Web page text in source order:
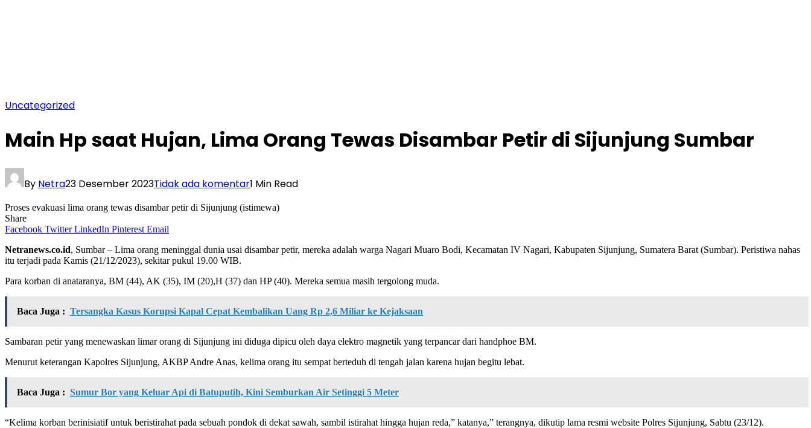
Uncategorized
Main Hp saat Hujan, Lima Orang Tewas Disambar Petir di Sijunjung Sumbar
By Netra23 Desember 2023Tidak ada komentar1 Min Read
Proses evakuasi lima orang tewas disambar petir di Sijunjung (istimewa)
Share
Facebook Twitter LinkedIn Pinterest Email
Netranews.co.id, Sumbar – Lima orang meninggal dunia usai disambar petir, mereka adalah warga Nagari Muaro Bodi, Kecamatan IV Nagari, Kabupaten Sijunjung, Sumatera Barat (Sumbar). Peristiwa nahas
itu terjadi pada Kamis (21/12/2023), sekitar pukul 19.00 WIB.
Para korban di anataranya, BM (44), AK (35), IM (20),H (37) dan HP (40). Mereka semua masih tergolong muda.
Baca Juga : Tersangka Kasus Korupsi Kapal Cepat Kembalikan Uang Rp 2,6 Miliar ke Kejaksaan
Sambaran petir yang menewaskan limar orang di Sijunjung ini diduga dipicu oleh daya elektro magnetik yang terpancar dari handphoe BM.
Menurut keterangan Kapolres Sijunjung, AKBP Andre Anas, kelima orang itu sempat berteduh di tengah jalan karena hujan begitu lebat.
Baca Juga : Sumur Bor yang Keluar Api di Batuputih, Kini Semburkan Air Setinggi 5 Meter
“Kelima korban berinisiatif untuk beristirahat pada sebuah pondok di dekat sawah, sambil istirahat hingga hujan reda,” katanya,” terangnya, dikutip lama resmi website Polres Sijunjung, Sabtu (23/12).